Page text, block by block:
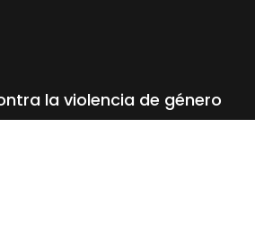
la violencia de género